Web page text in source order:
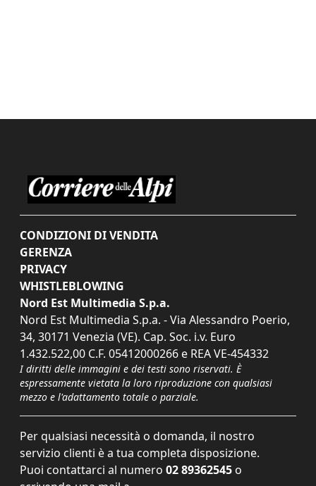
CONDIZIONI DI VENDITA
GERENZA
PRIVACY
WHISTLEBLOWING
Nord Est Multimedia S.p.a.
Nord Est Multimedia S.p.a. - Via Alessandro Poerio,
34, 30171 Venezia (VE). Cap. Soc. i.v. Euro
1.432.522,00 C.F. 05412000266 e REA VE-454332
I diritti delle immagini e dei testi sono riservati. È
espressamente vietata la loro riproduzione con qualsiasi
mezzo e l'adattamento totale o parziale.
Per qualsiasi necessità o domanda, il nostro
servizio clienti è a tua completa disposizione.
Puoi contattarci al numero 02 89362545 o